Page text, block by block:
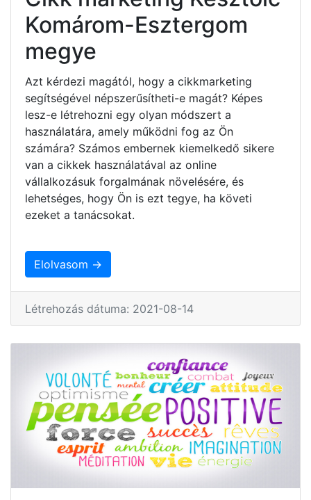
Komárom-Esztergom
megye
Azt kérdezi magától, hogy a cikkmarketing
segítségével népszerűsítheti-e magát? Képes
lesz-e létrehozni egy olyan módszert a
használatára, amely működni fog az Ön
számára? Számos embernek kiemelkedő sikere
van a cikkek használatával az online
vállalkozásuk forgalmának növelésére, és
lehetséges, hogy Ön is ezt tegye, ha követi
ezeket a tanácsokat.
Elolvasom →
Létrehozás dátuma: 2021-08-14